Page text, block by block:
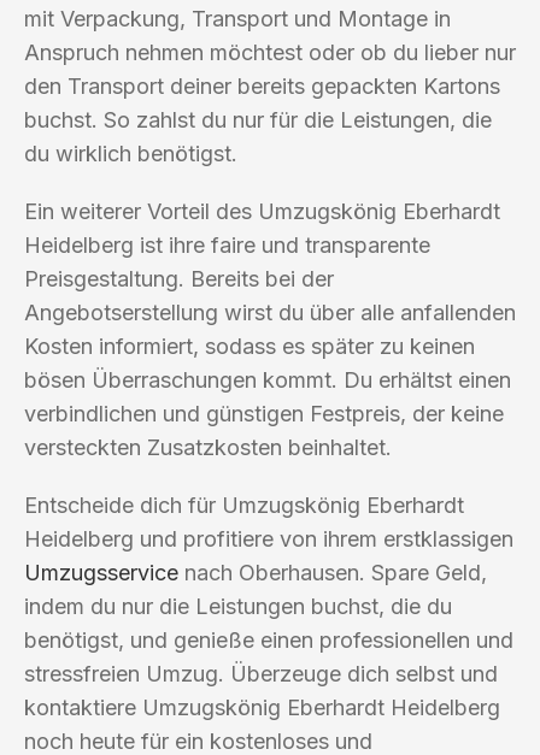
mit Verpackung, Transport und Montage in
Anspruch nehmen möchtest oder ob du lieber nur
den Transport deiner bereits gepackten Kartons
buchst. So zahlst du nur für die Leistungen, die
du wirklich benötigst.
Ein weiterer Vorteil des Umzugskönig Eberhardt
Heidelberg ist ihre faire und transparente
Preisgestaltung. Bereits bei der
Angebotserstellung wirst du über alle anfallenden
Kosten informiert, sodass es später zu keinen
bösen Überraschungen kommt. Du erhältst einen
verbindlichen und günstigen Festpreis, der keine
versteckten Zusatzkosten beinhaltet.
Entscheide dich für Umzugskönig Eberhardt
Heidelberg und profitiere von ihrem erstklassigen
Umzugsservice nach Oberhausen. Spare Geld,
indem du nur die Leistungen buchst, die du
benötigst, und genieße einen professionellen und
stressfreien Umzug. Überzeuge dich selbst und
kontaktiere Umzugskönig Eberhardt Heidelberg
noch heute für ein kostenloses und